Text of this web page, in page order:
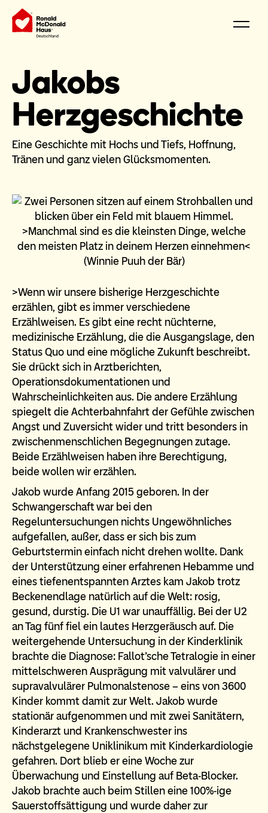
Jakobs
Herzgeschichte
Eine Geschichte mit Hochs und Tiefs, Hoffnung,
Tränen und ganz vielen Glücksmomenten.
>Manchmal sind es die kleinsten Dinge, welche
den meisten Platz in deinem Herzen einnehmen<
(Winnie Puuh der Bär)
>Wenn wir unsere bisherige Herzgeschichte
erzählen, gibt es immer verschiedene
Erzählweisen. Es gibt eine recht nüchterne,
medizinische Erzählung, die die Ausgangslage, den
Status Quo und eine mögliche Zukunft beschreibt.
Sie drückt sich in Arztberichten,
Operationsdokumentationen und
Wahrscheinlichkeiten aus. Die andere Erzählung
spiegelt die Achterbahnfahrt der Gefühle zwischen
Angst und Zuversicht wider und tritt besonders in
zwischenmenschlichen Begegnungen zutage.
Beide Erzählweisen haben ihre Berechtigung,
beide wollen wir erzählen.
Jakob wurde Anfang 2015 geboren. In der
Schwangerschaft war bei den
Regeluntersuchungen nichts Ungewöhnliches
aufgefallen, außer, dass er sich bis zum
Geburtstermin einfach nicht drehen wollte. Dank
der Unterstützung einer erfahrenen Hebamme und
eines tiefenentspannten Arztes kam Jakob trotz
Beckenendlage natürlich auf die Welt: rosig,
gesund, durstig. Die U1 war unauffällig. Bei der U2
an Tag fünf fiel ein lautes Herzgeräusch auf. Die
weitergehende Untersuchung in der Kinderklinik
brachte die Diagnose: Fallot’sche Tetralogie in einer
mittelschweren Ausprägung mit valvulärer und
supravalvulärer Pulmonalstenose – eins von 3600
Kinder kommt damit zur Welt. Jakob wurde
stationär aufgenommen und mit zwei Sanitätern,
Kinderarzt und Krankenschwester ins
nächstgelegene Uniklinikum mit Kinderkardiologie
gefahren. Dort blieb er eine Woche zur
Überwachung und Einstellung auf Beta-Blocker.
Jakob brachte auch beim Stillen eine 100%-ige
Sauerstoffsättigung und wurde daher zur